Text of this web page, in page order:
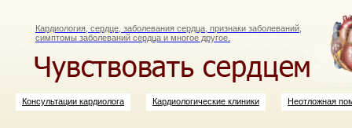
Кардиология, сердце, заболевания сердца, признаки заболеваний,
симптомы заболеваний сердца и многое другое.
Консультации кардиолога Кардиологические клиники Неотложная